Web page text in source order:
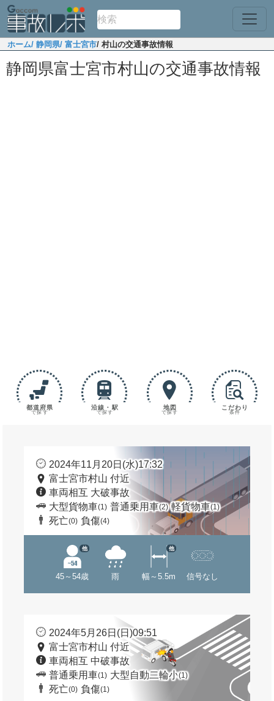
ホーム/ 静岡県/ 富士宮市/ 村山の交通事故情報
静岡県富士宮市村山の交通事故情報
都道府県
で探す
沿線・駅
で探す
地図
で探す
こだわり
条件
2024年11月20日(水)17:32
富士宮市村山 付近
車両相互 大破事故
大型貨物車(1) 普通乗用車(2) 軽貨物車(1)
死亡(0) 負傷(4)
45～54歳
他
雨 幅～5.5m
他
信号なし
2024年5月26日(日)09:51
富士宮市村山 付近
車両相互 中破事故
普通乗用車(1) 大型自動二輪小(1)
死亡(0) 負傷(1)